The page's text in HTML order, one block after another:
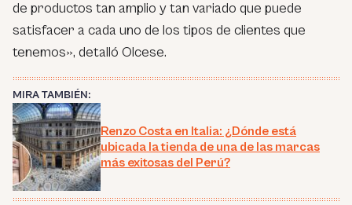
de productos tan amplio y tan variado que puede
satisfacer a cada uno de los tipos de clientes que
tenemos», detalló Olcese.
MIRA TAMBIÉN:
Renzo Costa en Italia: ¿Dónde está
ubicada la tienda de una de las marcas
más exitosas del Perú?